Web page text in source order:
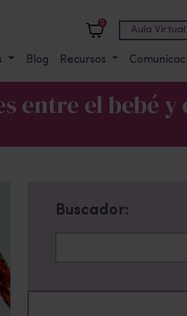
0
Aula Virtual
Blog Recursos
entre el bebé
Buscador: